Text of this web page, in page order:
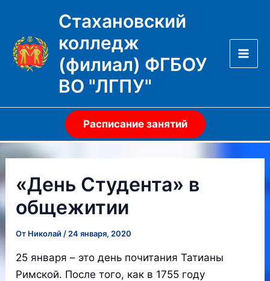
содержимому
Стахановский
колледж
(филиал) ФГБОУ
ВО "ЛГПУ"
Расписание занятий
«День Студента» в
общежитии
От Николай / 24 января, 2020
25 января – это день почитания Татианы
Римской. После того, как в 1755 году